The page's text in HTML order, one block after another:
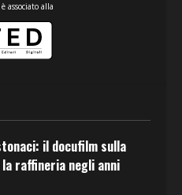
associato alla
il docufilm sulla
raffineria negli anni